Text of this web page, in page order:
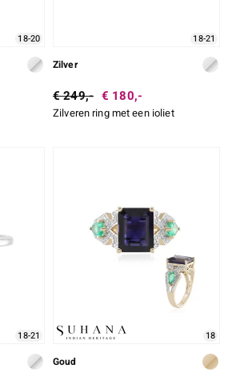
18-20 18-21
Zilver
€ 249,- € 180,-
Zilveren ring met een ioliet
18-21 18
Goud